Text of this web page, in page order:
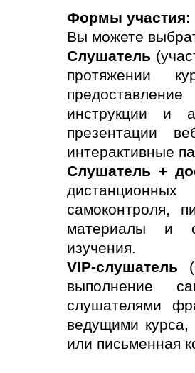
Формы участия:
Вы можете
Слушатель
протяжении
инструкции и
презентации
интерактивные
Слушатель +
самоконтроля,
материалы и
изучения.
VIP-слушатель
выполнение
слушателями
ведущими
или письменная